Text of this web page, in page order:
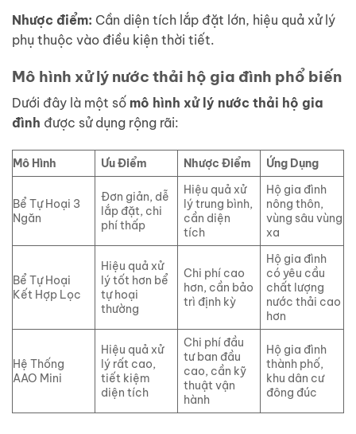
Nhược điểm: Cần diện tích lắp đặt lớn, hiệu quả xử lý
phụ thuộc vào điều kiện thời tiết.
Mô hình xử lý nước thải hộ gia đình phổ biến
Dưới đây là một số mô hình xử lý nước thải hộ gia
đình được sử dụng rộng rãi:
Mô Hình Ưu Điểm Nhược Điểm Ứng Dụng
Bể Tự Hoại 3
Ngăn
Đơn giản, dễ
lắp đặt, chi
phí thấp
Hiệu quả xử
lý trung bình,
cần diện
tích
Hộ gia đình
nông thôn,
vùng sâu vùng
xa
Bể Tự Hoại
Kết Hợp Lọc
Hiệu quả xử
lý tốt hơn bể
tự hoại
thường
Chi phí cao
hơn, cần bảo
trì định kỳ
Hộ gia đình
có yêu cầu
chất lượng
nước thải cao
hơn
Hệ Thống
AAO Mini
Hiệu quả xử
lý rất cao,
tiết kiệm
diện tích
Chi phí đầu
tư ban đầu
cao, cần kỹ
thuật vận
hành
Hộ gia đình
thành phố,
khu dân cư
đông đúc